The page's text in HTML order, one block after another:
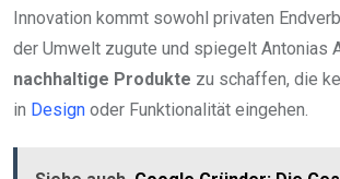
Innovation kommt sowohl privaten
der Umwelt zugute und spiegelt Antonias
nachhaltige Produkte zu schaffen, die
in Design oder Funktionalität eingehen.